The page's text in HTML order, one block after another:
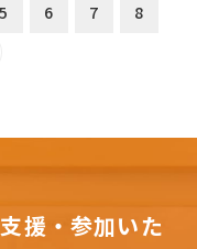
5 6 7
8
援・参加いた